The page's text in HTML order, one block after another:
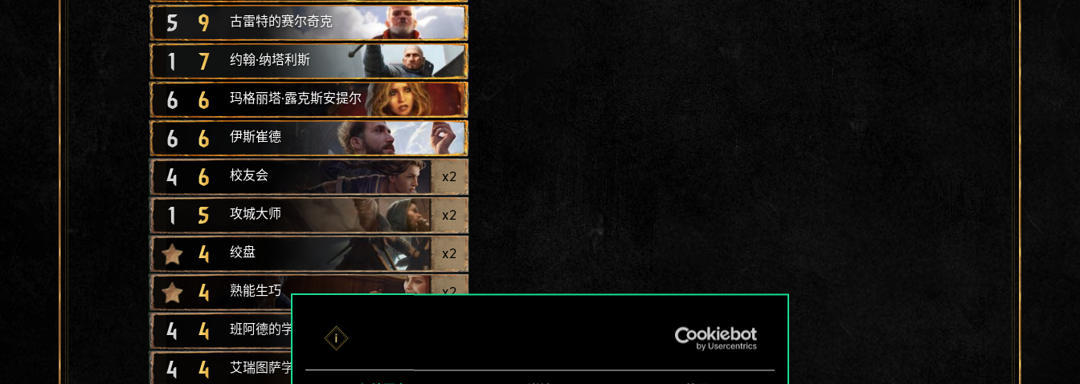
5 9 古雷特的赛尔奇克
1 7 约翰·纳塔利斯
6 6 玛格丽塔·露克斯安提尔
6 6 伊斯崔德
4 6 校友会 x2
1 5 攻城大师 x2
4 绞盘 x2
4 熟能生巧 x2
4 4 班阿德的学生
4 4 艾瑞图萨学徒 x2